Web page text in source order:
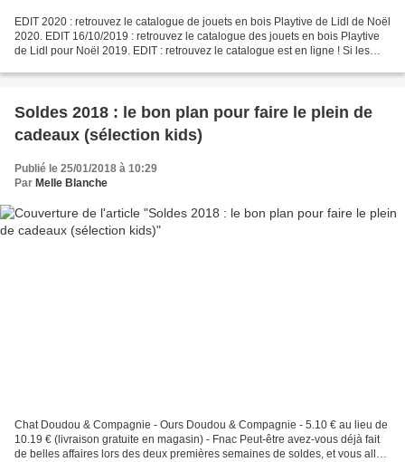
EDIT 2020 : retrouvez le catalogue de jouets en bois Playtive de Lidl de Noël
2020. EDIT 16/10/2019 : retrouvez le catalogue des jouets en bois Playtive
de Lidl pour Noël 2019. EDIT : retrouvez le catalogue est en ligne ! Si les
Soldes 2018 : le bon plan pour faire le plein de
cadeaux (sélection kids)
Publié le 25/01/2018 à 10:29
Par Melle Blanche
Chat Doudou & Compagnie - Ours Doudou & Compagnie - 5.10 € au lieu de
10.19 € (livraison gratuite en magasin) - Fnac Peut-être avez-vous déjà fait
de belles affaires lors des deux premières semaines de soldes, et vous allez